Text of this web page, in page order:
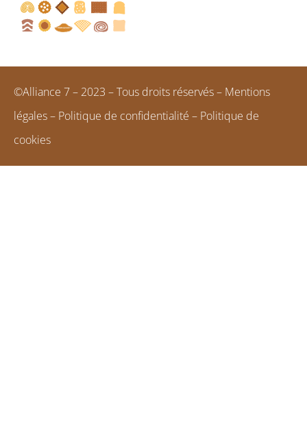
©Alliance 7 – 2023 – Tous droits réservés – Mentions
légales– Politique de confidentialité – Politique de
cookies